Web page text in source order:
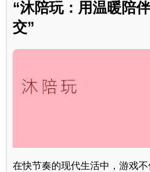
“沐陪玩：用温暖陪
交”
在快节奏的现代生活中，游戏